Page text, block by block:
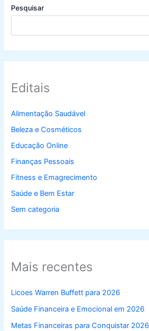
Pesquisar
Editais
Alimentação Saudável
Beleza e Cosméticos
Educação Online
Finanças Pessoais
Fitness e Emagrecimento
Saúde e Bem Estar
Sem categoria
Mais recentes
Licoes Warren Buffett para 2026
Saúde Financeira e Emocional em 2026
Metas Financeiras para Conquistar 2026